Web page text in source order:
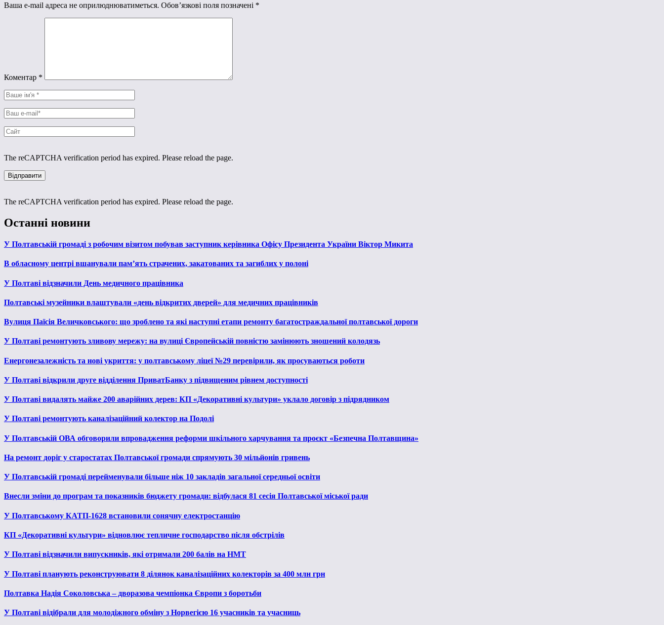
Ваша e-mail адреса не оприлюднюватиметься. Обов’язкові поля позначені *
Коментар *
The reCAPTCHA verification period has expired. Please reload the page.
The reCAPTCHA verification period has expired. Please reload the page.
Останні новини
У Полтавській громаді з робочим візитом побував заступник керівника Офісу Президента України Віктор Микита
В обласному центрі вшанували пам’ять страчених, закатованих та загиблих у полоні
У Полтаві відзначили День медичного працівника
Полтавські музейники влаштували «день відкритих дверей» для медичних працівників
Вулиця Паїсія Величковського: що зроблено та які наступні етапи ремонту багатостраждальної полтавської дороги
У Полтаві ремонтують зливову мережу: на вулиці Європейській повністю замінюють зношений колодязь
Енергонезалежність та нові укриття: у полтавському ліцеї №29 перевірили, як просуваються роботи
У Полтаві відкрили друге відділення ПриватБанку з підвищеним рівнем доступності
У Полтаві видалять майже 200 аварійних дерев: КП «Декоративні культури» уклало договір з підрядником
У Полтаві ремонтують каналізаційний колектор на Подолі
У Полтавській ОВА обговорили впровадження реформи шкільного харчування та проєкт «Безпечна Полтавщина»
На ремонт доріг у старостатах Полтавської громади спрямують 30 мільйонів гривень
У Полтавській громаді перейменували більше ніж 10 закладів загальної середньої освіти
Внесли зміни до програм та показників бюджету громади: відбулася 81 сесія Полтавської міської ради
У Полтавському КАТП-1628 встановили сонячну електростанцію
КП «Декоративні культури» відновлює тепличне господарство після обстрілів
У Полтаві відзначили випускників, які отримали 200 балів на НМТ
У Полтаві планують реконструювати 8 ділянок каналізаційних колекторів за 400 млн грн
Полтавка Надія Соколовська – дворазова чемпіонка Європи з боротьби
У Полтаві відібрали для молодіжного обміну з Норвегією 16 учасників та учасниць